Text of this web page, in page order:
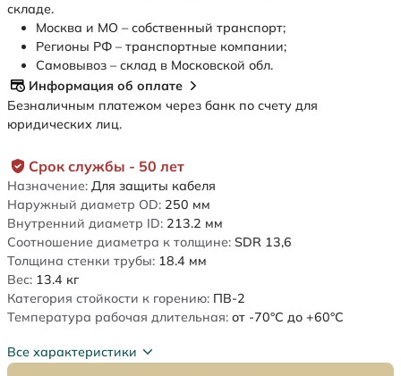
Срок службы - 50 лет
Назначение: Для защиты кабеля
Наружный диаметр OD: 250 мм
Внутренний диаметр ID: 213.2 мм
Соотношение диаметра к толщине: SDR 13,6
Толщина стенки трубы: 18.4 мм
Вес: 13.4 кг
Категория стойкости к горению: ПВ-2
Температура рабочая длительная: от -70°C до +60°C
Все характеристики
складе.
Москва и МО – собственный транспорт;
Регионы РФ – транспортные компании;
Самовывоз – склад в Московской обл.
Информация об оплате
Безналичным платежом через банк по счету для
юридических лиц.